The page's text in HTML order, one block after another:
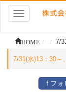
Toggle
navigation
HOME 7/
7/31(水)13：30～
f フォ